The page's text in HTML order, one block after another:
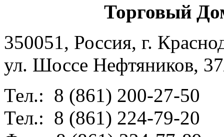
Торговый
350051, Россия, г.
ул. Шоссе Нефтяников,
Тел.: 8 (861) 200-27-50
Тел.: 8 (861) 224-79-20